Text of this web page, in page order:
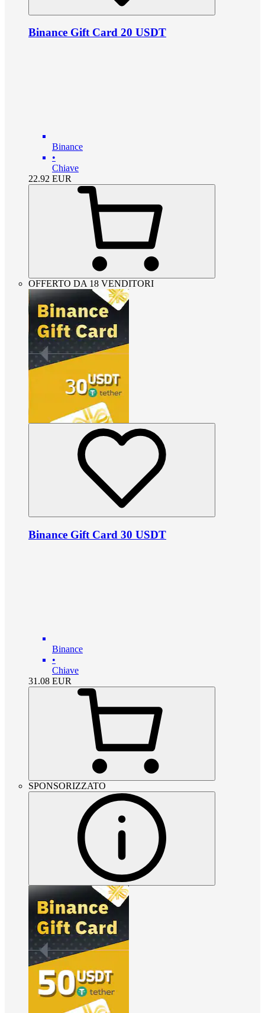
Binance Gift Card 20 USDT
Binance
•
Chiave
22.92 EUR
OFFERTO DA 18 VENDITORI
Binance Gift Card 30 USDT
Binance
•
Chiave
31.08 EUR
SPONSORIZZATO